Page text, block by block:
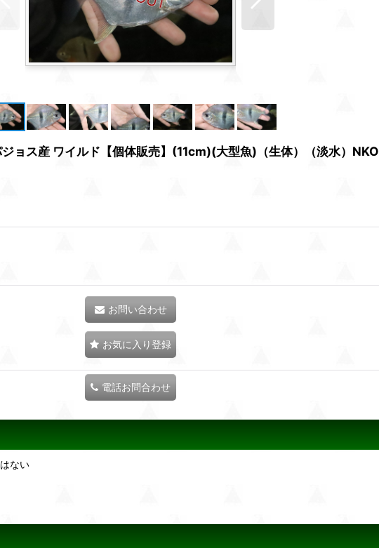
ョス産 ワイルド【個体販売】(11cm)(大型魚)（生体）（淡水）NKO
お問い合わせ
お気に入り登録
電話お問合わせ
ない